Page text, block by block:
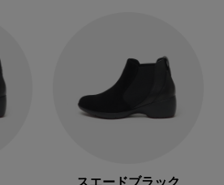
スエードブラック